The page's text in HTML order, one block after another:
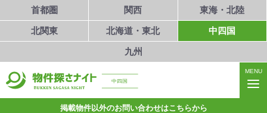
首都圏 関西 東海・北陸
北関東 北海道・東北 中四国
九州
中四国
MENU
掲載物件以外のお問い合わせはこちらから